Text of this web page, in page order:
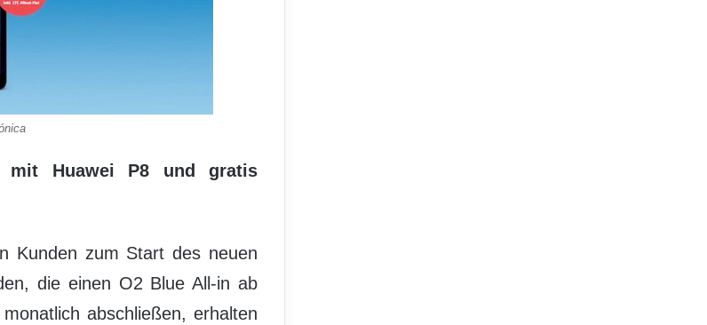
mit Huawei P8 und gratis
Kunden zum Start des neuen
die einen O2 Blue All-in ab
abschließen, erhalten